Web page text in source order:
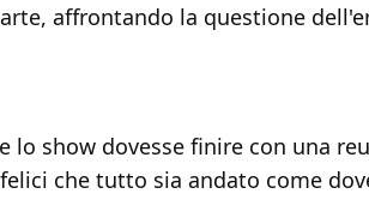
affrontando la questione
lo show dovesse finire con una
che tutto sia andato come